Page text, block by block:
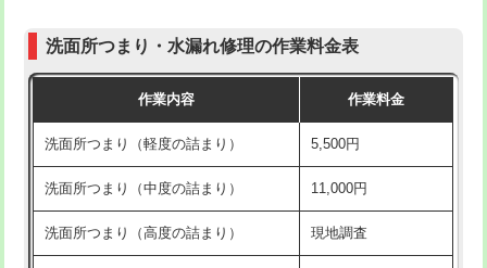
モルタル補修（厚さ10㎝まで） 27,500円
モルタル補修（厚さ10㎝超え） 38,500円
洗面台設置 38,500円
バスタブ設置 現場見積
（P/S/ポップアップ））
交換・取付（その他部品） 11,000円+材料費
持込商品取付（単水栓） 13,200円
持込商品取付（混合水栓） 16,500円
持込商品取付（浄水器・分岐水栓） 16,500円
給水管工事※（ホール加工) 16,500円
洗面所つまり・水漏れ修理の作業料金表
作業内容 作業料金
洗面所つまり（軽度の詰まり） 5,500円
洗面所つまり（中度の詰まり） 11,000円
洗面所つまり（高度の詰まり） 現地調査